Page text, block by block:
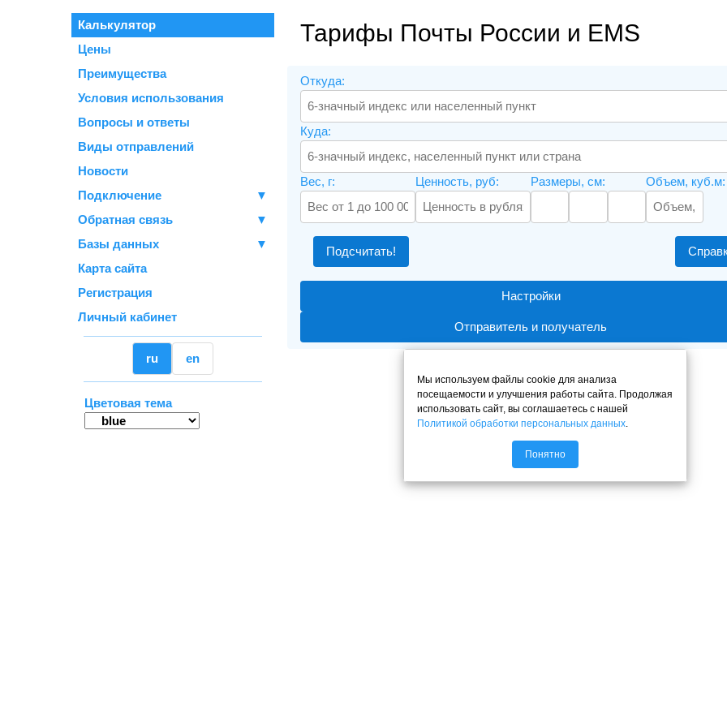
Калькулятор
Цены
Преимущества
Условия использования
Вопросы и ответы
Виды отправлений
Новости
Подключение
▼
Обратная связь
▼
Базы данных
▼
Карта сайта
Регистрация
Личный кабинет
ru en
Цветовая тема
Тарифы Почты России и EMS
Откуда:
Куда:
Вес, г: Ценность, руб: Размеры, см: Объем, куб.м:
Подсчитать!
Настройки
Отправитель и получатель
Мы используем файлы cookie для анализа
посещаемости и улучшения работы сайта. Продолжая
использовать сайт, вы соглашаетесь с нашей
Политикой обработки персональных данных.
Понятно